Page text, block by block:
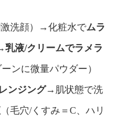
激洗顔）→化粧水でムラ
乳液/クリームでラメラ
ンに微量パウダー）
ンジング→肌状態で洗
（毛穴/くすみ＝C、ハリ